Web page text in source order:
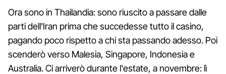
Ora sono in Thailandia: sono riuscito a passare dalle
parti dell'Iran prima che succedesse tutto il casino,
pagando poco rispetto a chi sta passando adesso. Poi
scenderò verso Malesia, Singapore, Indonesia e
Australia. Ci arriverò durante l'estate, a novembre: lì